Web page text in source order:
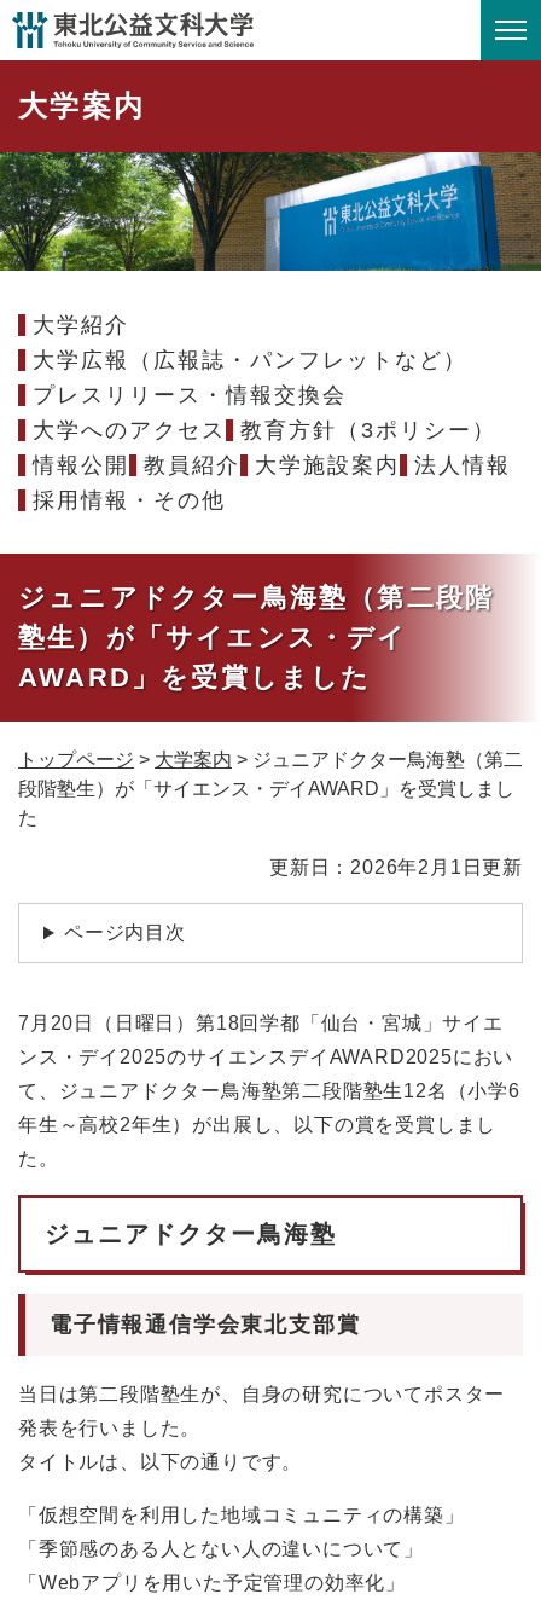
ペ
頭
で
す
。
メニューを飛ばして本文へ
大学案内
大学紹介
大学広報（広報誌・パンフレットなど）
プレスリリース・情報交換会
大学へのアクセス
教育方針（3ポリシー）
情報公開
教員紹介 大学施設案内
法人情報
採用情報・その他
ジュニアドクター鳥海塾（第二段階
塾生）が「サイエンス・デイ
AWARD」を受賞しました
トップページ > 大学案内 > ジュニアドクター鳥海塾（第二
段階塾生）が「サイエンス・デイAWARD」を受賞しまし
た
文
更新日：2026年2月1日更新
ページ内目次
7月20日（日曜日）第18回学都「仙台・宮城」サイエ
ンス・デイ2025のサイエンスデイAWARD2025におい
て、ジュニアドクター鳥海塾第二段階塾生12名（小学6
年生～高校2年生）が出展し、以下の賞を受賞しまし
た。
ジュニアドクター鳥海塾
電子情報通信学会東北支部賞
当日は第二段階塾生が、自身の研究についてポスター
発表を行いました。
タイトルは、以下の通りです。
「仮想空間を利用した地域コミュニティの構築」
「季節感のある人とない人の違いについて」
「Webアプリを用いた予定管理の効率化」